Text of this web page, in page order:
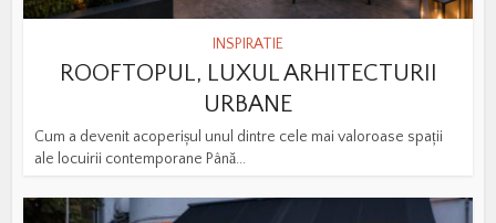
INSPIRATIE
ROOFTOPUL, LUXUL ARHITECTURII
URBANE
Cum a devenit acoperișul unul dintre cele mai valoroase spații
ale locuirii contemporane Până...